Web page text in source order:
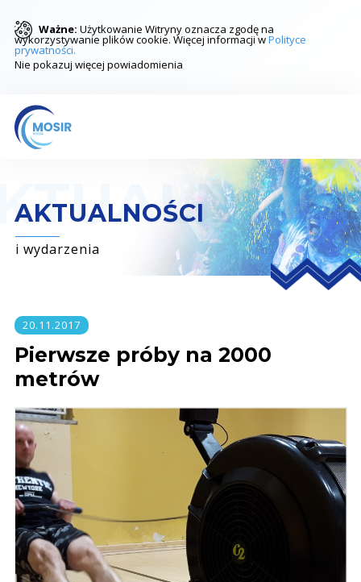
Ważne: Użytkowanie Witryny oznacza zgodę na
wykorzystywanie plików cookie. Więcej informacji wPolityce
prywatności.
Nie pokazuj więcej powiadomienia
AKTUALNOŚCI
i wydarzenia
20.11.2017
Pierwsze próby na 2000
metrów